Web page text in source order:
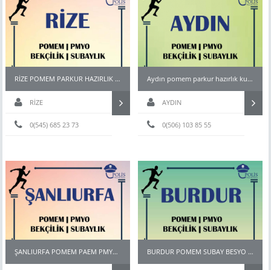
RİZE POMEM PARKUR HAZIRLIK KURSU
RİZE
0(545) 685 23 73
Aydın pomem parkur hazırlık kursları
AYDIN
0(506) 103 85 55
ŞANLIURFA POMEM PAEM PMYO PÖH BEKÇİ KURSU BURDUR POMEM SUBAY BESYO HAZIRLIK KURSU